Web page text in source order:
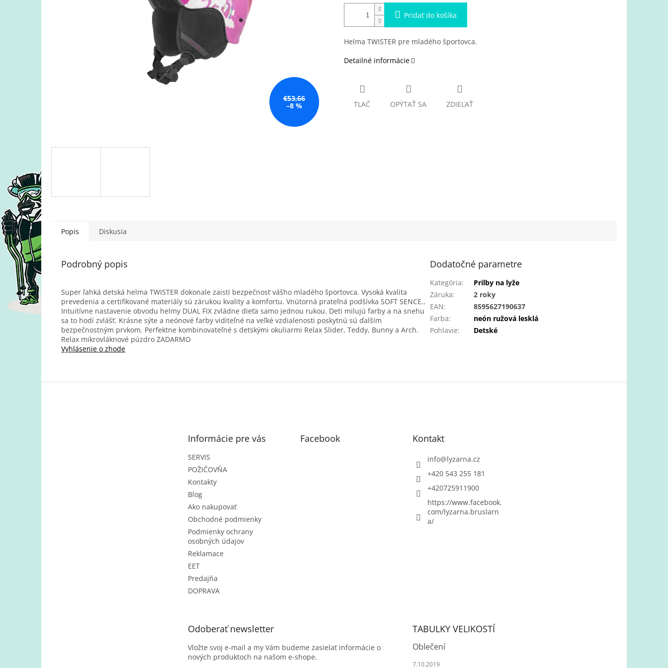
€53,66
–8 %
Pridať do košíka
Helma TWISTER pre mladého športovca.
Detailné informácie
TLAČ OPÝTAŤ SA ZDIEĽAŤ
Popis Diskusia
Podrobný popis
Super ľahká detská helma TWISTER dokonale zaistí bezpečnosť vášho mladého športovca. Vysoká kvalita
prevedenia a certifikované materiály sú zárukou kvality a komfortu. Vnútorná prateľná podšívka SOFT SENCE.,
Intuitívne nastavenie obvodu helmy DUAL FIX zvládne dieťa samo jednou rukou. Deti milujú farby a na snehu
sa to hodí zvlášť. Krásne sýte a neónové farby viditeľné na veľké vzdialenosti poskytnú sú ďalším
bezpečnostným prvkom. Perfektne kombinovateľné s detskými okuliarmi Relax Slider, Teddy, Bunny a Arch.
Relax mikrovláknové púzdro ZADARMO
Vyhlásenie o zhode
Dodatočné parametre
Kategória:
Prilby na lyže
Záruka:
2 roky
EAN:
8595627190637
Farba:
neón ružová lesklá
Pohlavie: Detské
Informácie pre vás
SERVIS
POŽIČOVŇA
Kontakty
Blog
Ako nakupovať
Obchodné podmienky
Podmienky ochrany
osobných údajov
Reklamace
EET
Predajňa
DOPRAVA
Facebook Kontakt
info@lyzarna.cz
+420 543 255 181
+420725911900
https://www.facebook.
com/lyzarna.bruslarn
a/
Odoberať newsletter
Vložte svoj e-mail a my Vám budeme zasielať informácie o
nových produktoch na našom e-shope.
TABULKY VELIKOSTÍ
Oblečení
7.10.2019